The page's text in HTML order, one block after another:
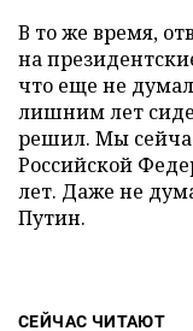
В то же время,
на
что еще не
лишним лет
решил. Мы
Российской
лет. Даже не
Путин.
СЕЙЧАС ЧИТАЮТ